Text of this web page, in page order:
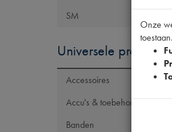
SM
Universele
Accessoires
Accu's & toebehoren
Banden
Onze